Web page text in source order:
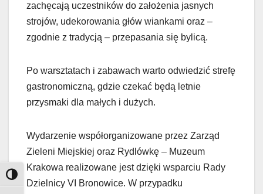
Toggle High Contrast
zachęcają uczestników do założenia jasnych
strojów, udekorowania głów wiankami oraz –
zgodnie z tradycją – przepasania się bylicą.
Po warsztatach i zabawach warto odwiedzić strefę
gastronomiczną, gdzie czekać będą letnie
przysmaki dla małych i dużych.
Wydarzenie współorganizowane przez Zarząd
Zieleni Miejskiej oraz Rydlówkę – Muzeum
Krakowa realizowane jest dzięki wsparciu Rady
Dzielnicy VI Bronowice. W przypadku